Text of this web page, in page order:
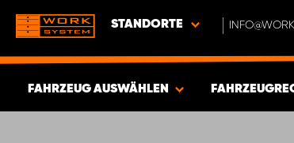
STANDORTE
FAHRZEUG AUSWÄHLEN